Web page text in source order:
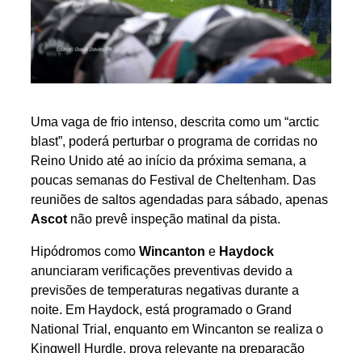
Uma vaga de frio intenso, descrita como um “arctic
blast”, poderá perturbar o programa de corridas no
Reino Unido até ao início da próxima semana, a
poucas semanas do Festival de Cheltenham. Das
reuniões de saltos agendadas para sábado, apenas
Ascot não prevê inspeção matinal da pista.
Hipódromos como Wincanton e Haydock
anunciaram verificações preventivas devido a
previsões de temperaturas negativas durante a
noite. Em Haydock, está programado o Grand
National Trial, enquanto em Wincanton se realiza o
Kingwell Hurdle, prova relevante na preparação